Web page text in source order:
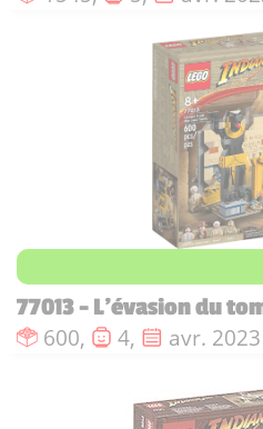
77013 - L’évasion du
Nombre de pièces :
600, Nombre de
4, Date de
avr. 2023